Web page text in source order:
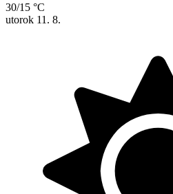
30/15 °C
utorok 11. 8.